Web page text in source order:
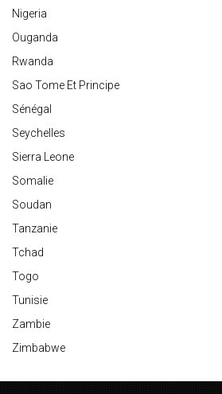
Nigeria
Ouganda
Rwanda
Sao Tome Et Principe
Sénégal
Seychelles
Sierra Leone
Somalie
Soudan
Tanzanie
Tchad
Togo
Tunisie
Zambie
Zimbabwe